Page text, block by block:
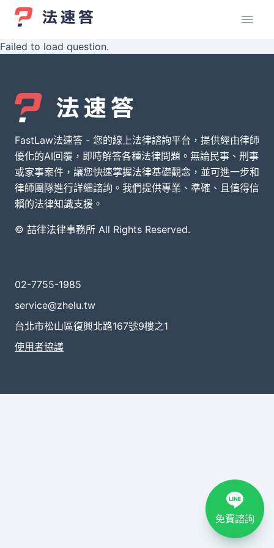
Failed to load question.
FastLaw法速答 - 您的線上法律諮詢平台，提供經由律師
優化的AI回覆，即時解答各種法律問題。無論民事、刑事
或家事案件，讓您快速掌握法律基礎觀念，並可進一步和
律師團隊進行詳細諮詢。我們提供專業、準確、且值得信
賴的法律知識支援。
© 喆律法律事務所 All Rights Reserved.
02-7755-1985
service@zhelu.tw
台北市松山區復興北路167號9樓之1
使用者協議
免費諮詢